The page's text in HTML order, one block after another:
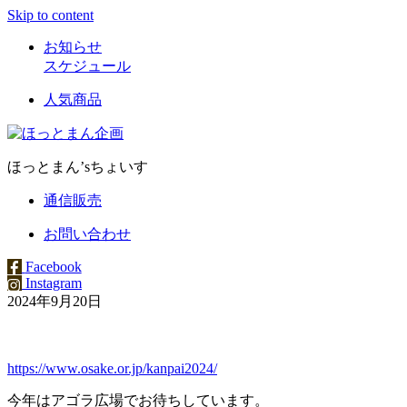
Skip to content
お知らせ
スケジュール
人気商品
ほっとまん’sちょいす
通信販売
お問い合わせ
Facebook
Instagram
2024年9月20日
https://www.osake.or.jp/kanpai2024/
今年はアゴラ広場でお待ちしています。